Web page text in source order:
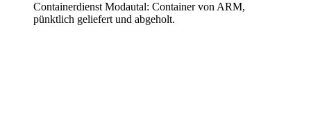
Containerdienst Modautal: Container von ARM,
pünktlich geliefert und abgeholt.